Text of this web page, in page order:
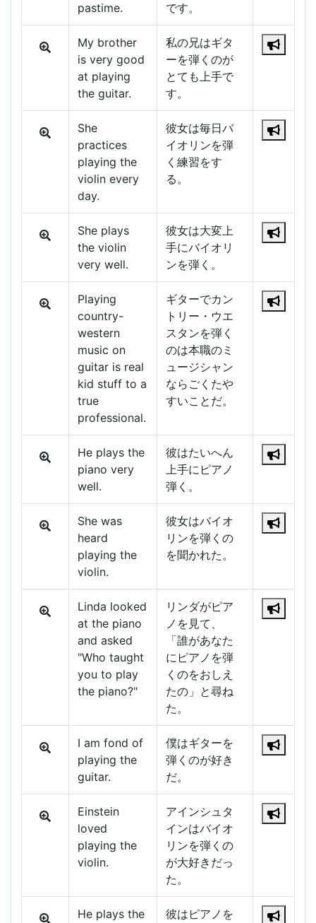
pastime.
です。
My brother
is very good
at playing
the guitar.
私の兄はギタ
ーを弾くのが
とても上手で
す。
She
practices
playing the
violin every
day.
彼女は毎日バ
イオリンを弾
く練習をす
る。
She plays
the violin
very well.
彼女は大変上
手にバイオリ
ンを弾く。
Playing
country-
western
music on
guitar is real
kid stuff to a
true
professional.
ギターでカン
トリー・ウエ
スタンを弾く
のは本職のミ
ュージシャン
ならごくたや
すいことだ。
He plays the
piano very
well.
彼はたいへん
上手にピアノ
弾く。
She was
heard
playing the
violin.
彼女はバイオ
リンを弾くの
を聞かれた。
Linda looked
at the piano
and asked
"Who taught
you to play
the piano?"
リンダがピア
ノを見て、
「誰があなた
にピアノを弾
くのをおしえ
たの」と尋ね
た。
I am fond of
playing the
guitar.
僕はギターを
弾くのが好き
だ。
Einstein
loved
playing the
violin.
アインシュタ
インはバイオ
リンを弾くの
が大好きだっ
た。
He plays the
彼はピアノを